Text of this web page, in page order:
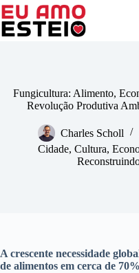
Pular
para
Fungicultura: Alimento,
Revolução Produtiva
Charles Scholl
Cidade, Cultura,
A crescente necessidade
de alimentos em cerca de